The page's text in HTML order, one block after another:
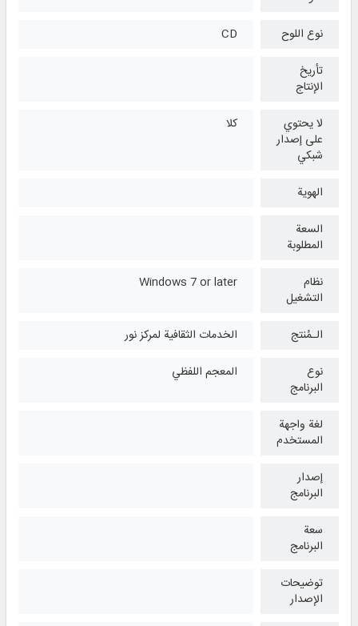
نوع اللوح
CD
تأريخ
الإنتاج
لا يحتوي
على إصدار
شبكي
كلا
الهوية
السعة
المطلوبة
نظام
التشغیل
Windows 7 or later
الـمُنتج
الخدمات الثقافية لمركز نور
نوع
البرنامج
المعجم اللفظي
لغة واجهة
المستخدم
إصدار
البرنامج
سعة
البرنامج
توضيحات
الإصدار